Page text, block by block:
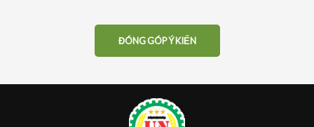
ĐÓNG GÓP Ý KIẾN